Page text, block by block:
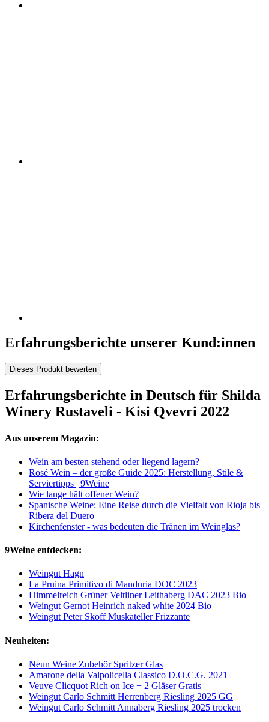
Erfahrungsberichte unserer Kund:innen
Dieses Produkt bewerten
Erfahrungsberichte in Deutsch für Shilda
Winery Rustaveli - Kisi Qvevri 2022
Aus unserem Magazin:
Wein am besten stehend oder liegend lagern?
Rosé Wein – der große Guide 2025: Herstellung, Stile &
Serviertipps | 9Weine
Wie lange hält offener Wein?
Spanische Weine: Eine Reise durch die Vielfalt von Rioja bis
Ribera del Duero
Kirchenfenster - was bedeuten die Tränen im Weinglas?
9Weine entdecken:
Weingut Hagn
La Pruina Primitivo di Manduria DOC 2023
Himmelreich Grüner Veltliner Leithaberg DAC 2023 Bio
Weingut Gernot Heinrich naked white 2024 Bio
Weingut Peter Skoff Muskateller Frizzante
Neuheiten:
Neun Weine Zubehör Spritzer Glas
Amarone della Valpolicella Classico D.O.C.G. 2021
Veuve Clicquot Rich on Ice + 2 Gläser Gratis
Weingut Carlo Schmitt Herrenberg Riesling 2025 GG
Weingut Carlo Schmitt Annaberg Riesling 2025 trocken